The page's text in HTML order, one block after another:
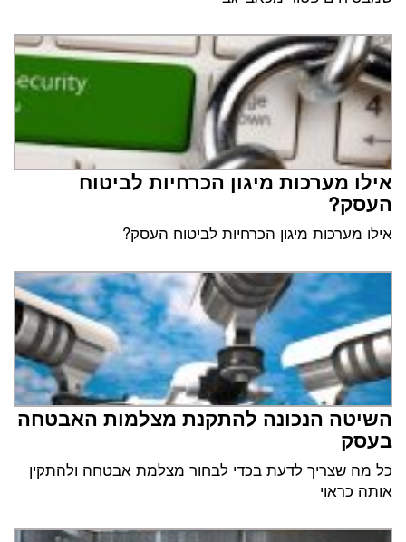
אילו מערכות מיגון הכרחיות לביטוח
העסק?
אילו מערכות מיגון הכרחיות לביטוח העסק?
השיטה הנכונה להתקנת מצלמות האבטחה
בעסק
כל מה שצריך לדעת בכדי לבחור מצלמת אבטחה ולהתקין
אותה כראוי